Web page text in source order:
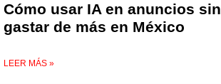
Cómo usar IA en anuncios sin
gastar de más en México
LEER MÁS »